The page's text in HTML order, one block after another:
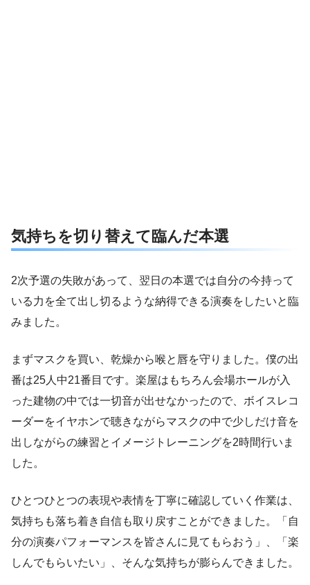
気持ちを切り替えて臨んだ本選
2次予選の失敗があって、翌日の本選では自分の今持って
いる力を全て出し切るような納得できる演奏をしたいと臨
みました。
まずマスクを買い、乾燥から喉と唇を守りました。僕の出
番は25人中21番目です。楽屋はもちろん会場ホールが入
った建物の中では一切音が出せなかったので、ボイスレコ
ーダーをイヤホンで聴きながらマスクの中で少しだけ音を
出しながらの練習とイメージトレーニングを2時間行いま
した。
ひとつひとつの表現や表情を丁寧に確認していく作業は、
気持ちも落ち着き自信も取り戻すことができました。「自
分の演奏パフォーマンスを皆さんに見てもらおう」、「楽
しんでもらいたい」、そんな気持ちが膨らんできました。